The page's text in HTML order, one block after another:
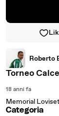
Roberto
Torneo
18 anni fa
Memorial
Categoria